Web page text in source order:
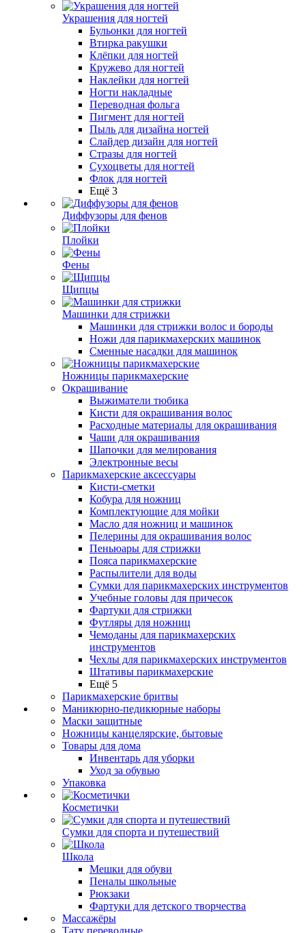
Украшения для ногтей
Бульонки для ногтей
Втирка ракушки
Клёпки для ногтей
Кружево для ногтей
Наклейки для ногтей
Ногти накладные
Переводная фольга
Пигмент для ногтей
Пыль для дизайна ногтей
Слайдер дизайн для ногтей
Стразы для ногтей
Сухоцветы для ногтей
Флок для ногтей
Ещё 3
Диффузоры для фенов
Плойки
Фены
Щипцы
Машинки для стрижки
Машинки для стрижки волос и бороды
Ножи для парикмахерских машинок
Сменные насадки для машинок
Ножницы парикмахерские
Окрашивание
Выжиматели тюбика
Кисти для окрашивания волос
Расходные материалы для окрашивания
Чаши для окрашивания
Шапочки для мелирования
Электронные весы
Парикмахерские аксессуары
Кисти-сметки
Кобура для ножниц
Комплектующие для мойки
Масло для ножниц и машинок
Пелерины для окрашивания волос
Пеньюары для стрижки
Пояса парикмахерские
Распылители для воды
Сумки для парикмахерских инструментов
Учебные головы для причесок
Фартуки для стрижки
Футляры для ножниц
Чемоданы для парикмахерских
инструментов
Чехлы для парикмахерских инструментов
Штативы парикмахерские
Ещё 5
Парикмахерские бритвы
Маникюрно-педикюрные наборы
Маски защитные
Ножницы канцелярские, бытовые
Товары для дома
Инвентарь для уборки
Уход за обувью
Упаковка
Косметички
Сумки для спорта и путешествий
Школа
Мешки для обуви
Пеналы школьные
Рюкзаки
Фартуки для детского творчества
Массажёры
Тату переводные